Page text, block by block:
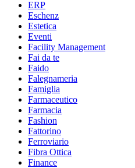
ERP
Eschenz
Estetica
Eventi
Facility Management
Fai da te
Faido
Falegnameria
Famiglia
Farmaceutico
Farmacia
Fashion
Fattorino
Ferroviario
Fibra Ottica
Finance